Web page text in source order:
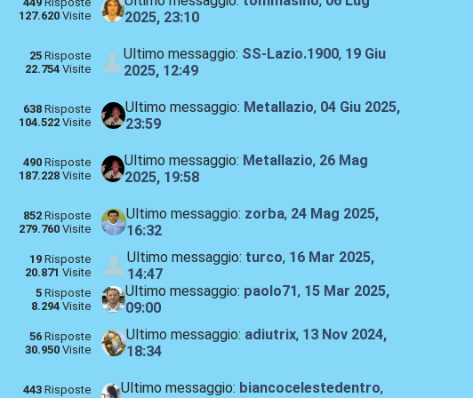
127.620Visite
2025, 23:10
25Risposte
22.754Visite
Ultimo messaggio: SS-Lazio.1900, 19 Giu
2025, 12:49
638Risposte
104.522Visite
Ultimo messaggio: Metallazio, 04 Giu 2025,
23:59
490Risposte
187.228Visite
Ultimo messaggio: Metallazio, 26 Mag
2025, 19:58
852Risposte
279.760Visite
Ultimo messaggio: zorba, 24 Mag 2025,
16:32
19Risposte
20.871 Visite
Ultimo messaggio: turco, 16 Mar 2025,
14:47
5Risposte
8.294Visite
Ultimo messaggio: paolo71, 15 Mar 2025,
09:00
56Risposte
30.950Visite
Ultimo messaggio: adiutrix, 13 Nov 2024,
18:34
443Risposte
Ultimo messaggio: biancocelestedentro,